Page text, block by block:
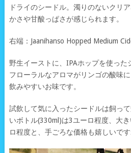
ドライのシードル。濁りのないクリ
かさや甘酸っぱさが感じられます。
右端：Jaanihanso Hopped Medium
野生イーストに、IPAホップを使った
フローラルなアロマがリンゴの酸味
飲みやすいお味です。
試飲して気に入ったシードルは飼っ
いボトル(330ml)は3ユーロ程度、大
ロ程度と、手ごろな価格も嬉しいです